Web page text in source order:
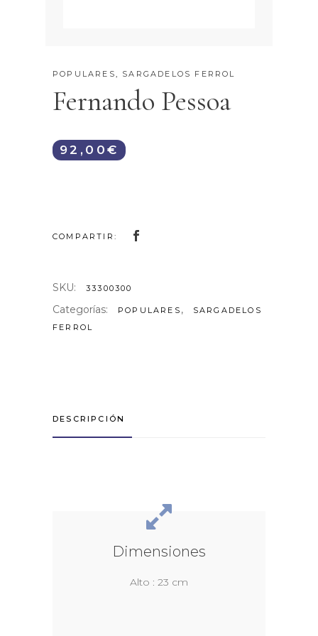
POPULARES, SARGADELOS FERROL
Fernando Pessoa
92,00 €
COMPARTIR:
SKU: 33300300
Categorías: POPULARES ,
SARGADELOS
FERROL
DESCRIPCIÓN
Dimensiones
Alto : 23 cm